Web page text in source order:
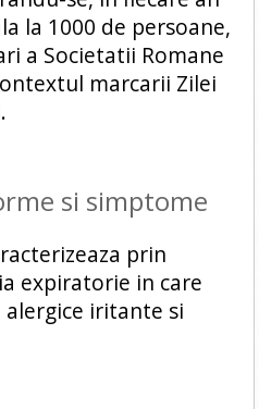
la 1000 de persoane,
a Societatii Romane
marcarii Zilei
si simptome
prin
expiratorie in care
iritante si